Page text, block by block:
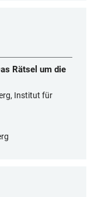
Rätsel um die
Institut für